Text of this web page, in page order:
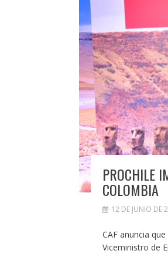
PROCHILE
COLOMBIA
12 DE JUNIO DE
CAF anuncia
Viceministro de